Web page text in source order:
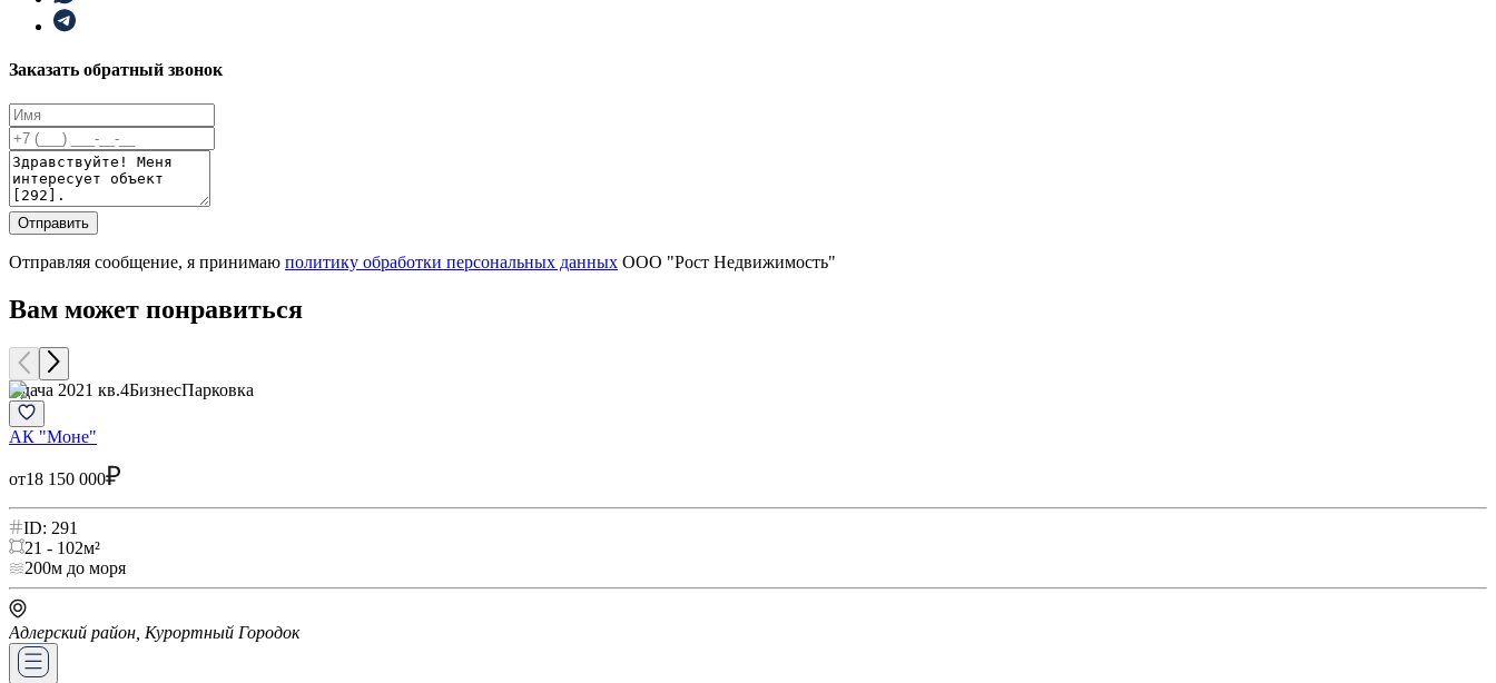
Заказать обратный звонок
Отправить
Отправляя сообщение, я принимаю политику обработки персональных данных ООО "Рост Недвижимость"
Вам может понравиться
Сдача 2021 кв.4БизнесПарковка
АК "Моне"
от18 150 000
ID: 291
21 - 102м²
200м до моря
Адлерский район, Курортный Городок